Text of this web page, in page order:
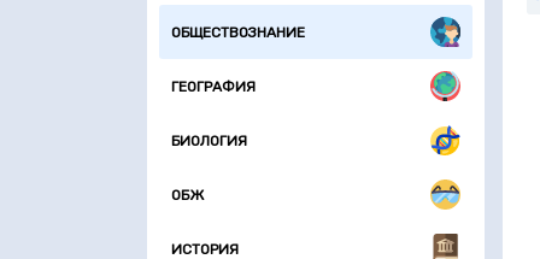
ОБЩЕСТВОЗНАНИЕ
ГЕОГРАФИЯ
БИОЛОГИЯ
ОБЖ
ИСТОРИЯ